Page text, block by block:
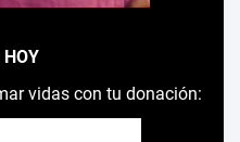
vidas con tu donación: